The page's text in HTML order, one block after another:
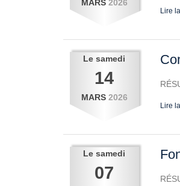
MARS 2026
Lire
Lesamedi
14
MARS 2026
Lire
Lesamedi
07